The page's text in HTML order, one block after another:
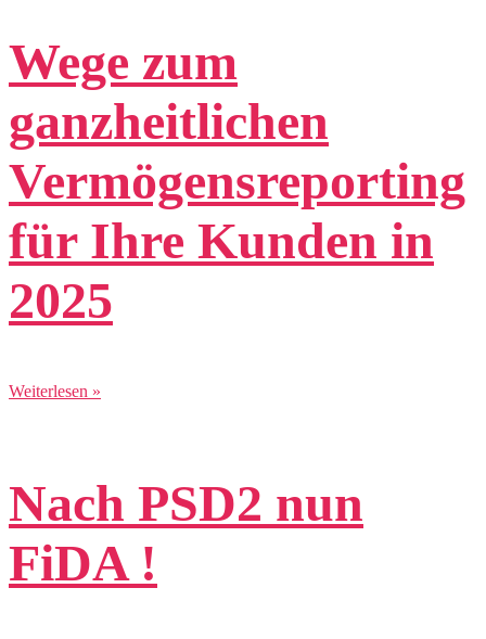
Wege zum
ganzheitlichen
Vermögensreporting
für Ihre Kunden in
2025
Weiterlesen »
Nach PSD2 nun
FiDA !